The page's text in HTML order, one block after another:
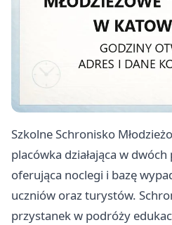
Szkolne Schronisko
placówka działająca w
oferująca noclegi i bazę
uczniów oraz turystów.
przystanek w podróży